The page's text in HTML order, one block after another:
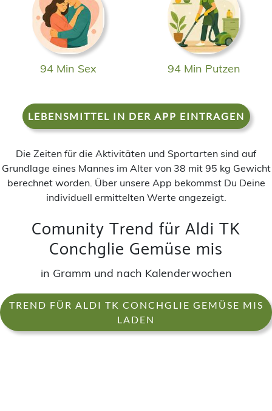
94 Min Sex 94 Min Putzen
LEBENSMITTEL IN DER APP EINTRAGEN
Die Zeiten für die Aktivitäten und Sportarten sind auf
Grundlage eines Mannes im Alter von 38 mit 95 kg Gewicht
berechnet worden. Über unsere App bekommst Du Deine
individuell ermittelten Werte angezeigt.
Comunity Trend für Aldi TK
Conchglie Gemüse mis
in Gramm und nach Kalenderwochen
TREND FÜR ALDI TK CONCHGLIE GEMÜSE MIS
LADEN